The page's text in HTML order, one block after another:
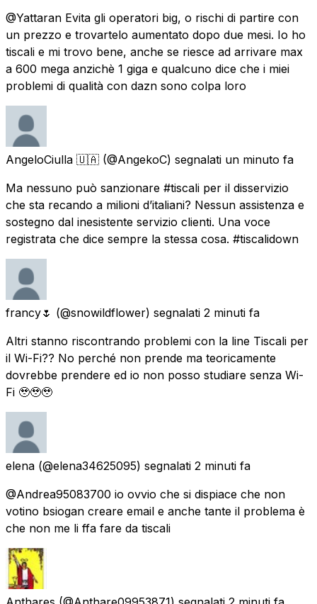
@Yattaran Evita gli operatori big, o rischi di partire con
un prezzo e trovartelo aumentato dopo due mesi. Io ho
tiscali e mi trovo bene, anche se riesce ad arrivare max
a 600 mega anzichè 1 giga e qualcuno dice che i miei
problemi di qualità con dazn sono colpa loro
AngeloCiulla 🇺🇦 (@AngekoC) segnalati un minuto fa
Ma nessuno può sanzionare #tiscali per il disservizio
che sta recando a milioni d’italiani? Nessun assistenza e
sostegno dal inesistente servizio clienti. Una voce
registrata che dice sempre la stessa cosa. #tiscalidown
francy🌷 (@snowildflower) segnalati 2 minuti fa
Altri stanno riscontrando problemi con la line Tiscali per
il Wi-Fi?? No perché non prende ma teoricamente
dovrebbe prendere ed io non posso studiare senza Wi-
Fi 🥹🥹🥹
elena (@elena34625095) segnalati 2 minuti fa
@Andrea95083700 io ovvio che si dispiace che non
votino bsiogan creare email e anche tante il problema è
che non me li ffa fare da tiscali